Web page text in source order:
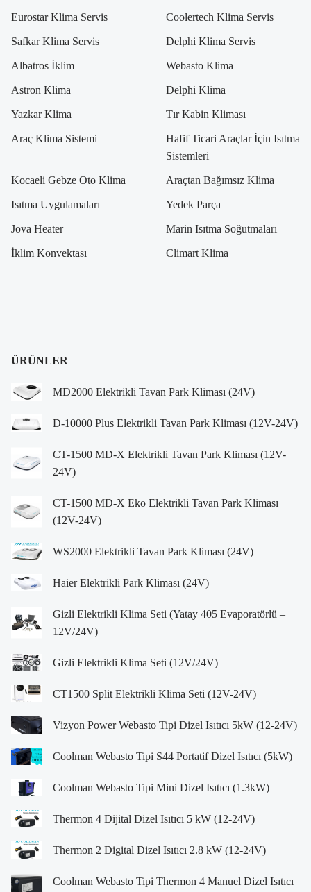
Eurostar Klima Servis Coolertech Klima Servis
Safkar Klima Servis Delphi Klima Servis
Albatros İklim Webasto Klima
Astron Klima Delphi Klima
Yazkar Klima Tır Kabin Kliması
Araç Klima Sistemi
Hafif Ticari Araçlar İçin Isıtma
Sistemleri
Kocaeli Gebze Oto Klima Araçtan Bağımsız Klima
Isıtma Uygulamaları Yedek Parça
Jova Heater Marin Isıtma Soğutmaları
İklim Konvektası Climart Klima
ÜRÜNLER
MD2000 Elektrikli Tavan Park Kliması (24V)
D-10000 Plus Elektrikli Tavan Park Kliması (12V-24V)
CT-1500 MD-X Elektrikli Tavan Park Kliması (12V-
24V)
CT-1500 MD-X Eko Elektrikli Tavan Park Kliması
(12V-24V)
WS2000 Elektrikli Tavan Park Kliması (24V)
Haier Elektrikli Park Kliması (24V)
Gizli Elektrikli Klima Seti (Yatay 405 Evaporatörlü –
12V/24V)
Gizli Elektrikli Klima Seti (12V/24V)
CT1500 Split Elektrikli Klima Seti (12V-24V)
Vizyon Power Webasto Tipi Dizel Isıtıcı 5kW (12-24V)
Coolman Webasto Tipi S44 Portatif Dizel Isıtıcı (5kW)
Coolman Webasto Tipi Mini Dizel Isıtıcı (1.3kW)
Thermon 4 Dijital Dizel Isıtıcı 5 kW (12-24V)
Thermon 2 Digital Dizel Isıtıcı 2.8 kW (12-24V)
Coolman Webasto Tipi Thermon 4 Manuel Dizel Isıtıcı